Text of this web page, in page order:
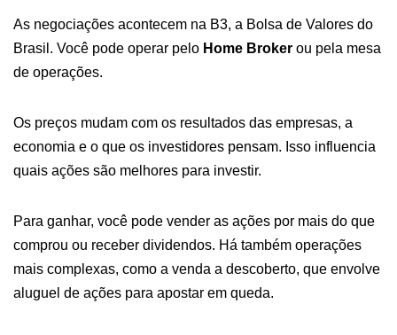
As negociações acontecem na B3, a Bolsa de Valores do
Brasil. Você pode operar pelo Home Broker ou pela mesa
de operações.
Os preços mudam com os resultados das empresas, a
economia e o que os investidores pensam. Isso influencia
quais ações são melhores para investir.
Para ganhar, você pode vender as ações por mais do que
comprou ou receber dividendos. Há também operações
mais complexas, como a venda a descoberto, que envolve
aluguel de ações para apostar em queda.